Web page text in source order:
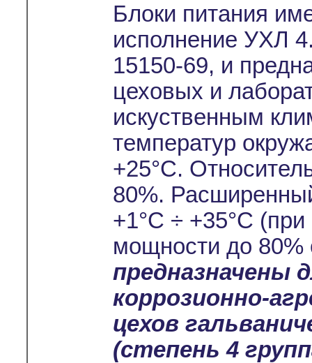
Блоки питания
исполнение УХЛ
15150-69, и
цеховых и
искуственным
температур
+25°С.
80%.
+1°С ÷ +35°С
мощности до
предназначены
коррозионно-
цехов
(степень 4